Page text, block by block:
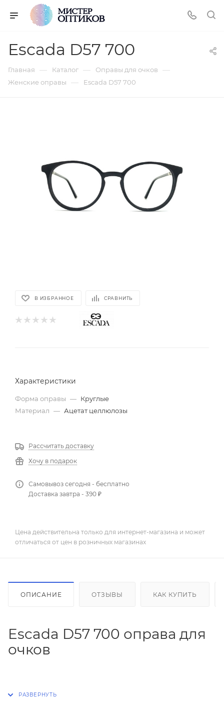
Escada D57 700
Главная — Каталог — Оправы для очков —
Женские оправы — Escada D57 700
В ИЗБРАННОЕ СРАВНИТЬ
Характеристики
Форма оправы — Круглые
Материал — Ацетат целлюлозы
Рассчитать доставку
Хочу в подарок
Самовывоз сегодня - бесплатно
Доставка завтра - 390 ₽
Цена действительна только для интернет-магазина и может
отличаться от цен в розничных магазинах
ОПИСАНИЕ ОТЗЫВЫ КАК КУПИТЬ
Escada D57 700 оправа для
очков